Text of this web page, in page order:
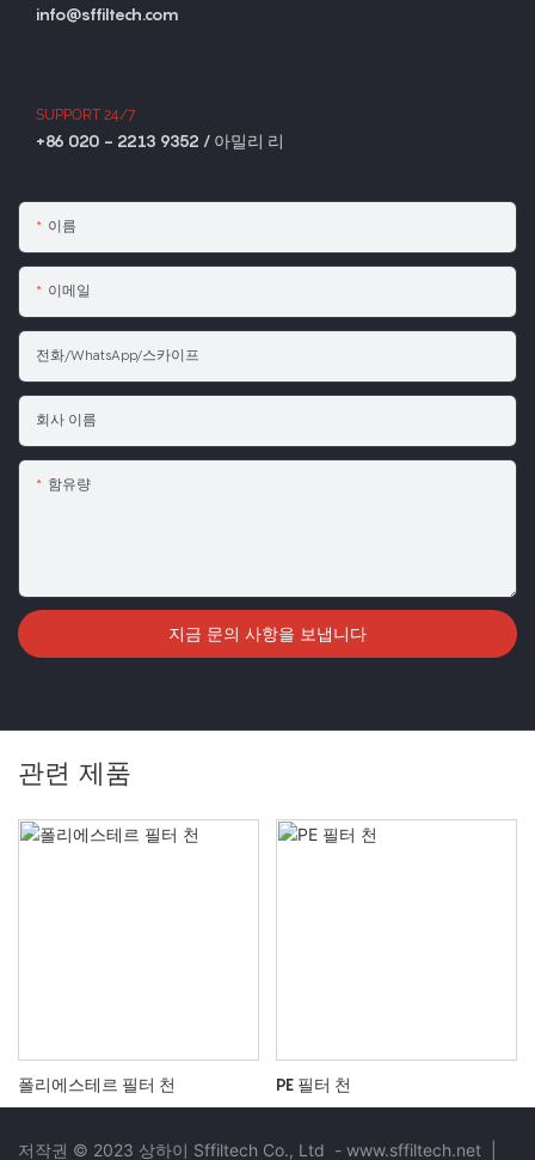
info@sffiltech.com
SUPPORT 24/7
+86 020 - 2213 9352 / 아밀리 리
이름
이메일
전화/WhatsApp/스카이프
회사 이름
함유량
지금 문의 사항을 보냅니다
관련 제품
폴리에스테르 필터 천 PE 필터 천
저작권 © 2023 상하이 Sffiltech Co., Ltd - www.sffiltech.net